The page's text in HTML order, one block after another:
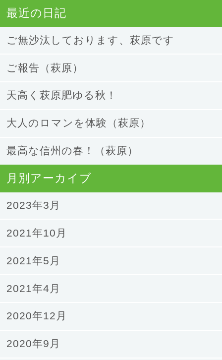
最近の日記
ご無沙汰しております、萩原です
ご報告（萩原）
天高く萩原肥ゆる秋！
大人のロマンを体験（萩原）
最高な信州の春！（萩原）
月別アーカイブ
2023年3月
2021年10月
2021年5月
2021年4月
2020年12月
2020年9月